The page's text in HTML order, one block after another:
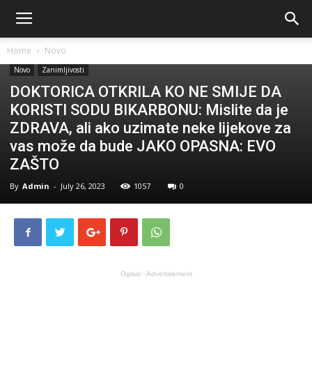
Home Novo
Novo Zanimljivosti
DOKTORICA OTKRILA KO NE SMIJE DA
KORISTI SODU BIKARBONU: Mislite da je
ZDRAVA, ali ako uzimate neke lijekove za
vas može da bude JAKO OPASNA: EVO
ZAŠTO
By Admin - July 26, 2023 1057 0
Oglasi - Advertisement